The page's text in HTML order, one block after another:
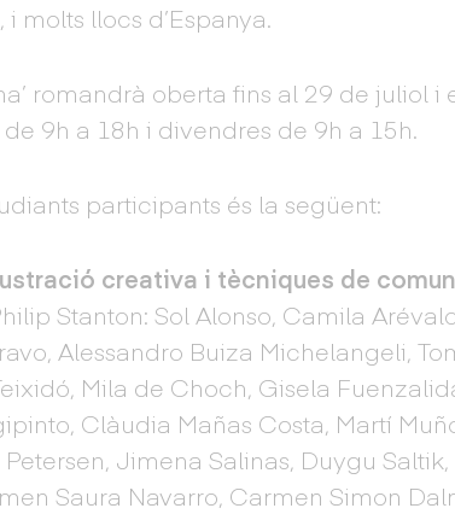
molts llocs d’Espanya.
romandrà oberta fins al 29 de juliol i
9h a 18h i divendres de 9h a 15h.
participants és la següent:
creativa i tècniques de
Stanton: Sol Alonso, Camila
Alessandro Buiza Michelangeli,
Mila de Choch, Gisela
Clàudia Mañas Costa, Martí
Jimena Salinas, Duygu
Saura Navarro, Carmen Simon